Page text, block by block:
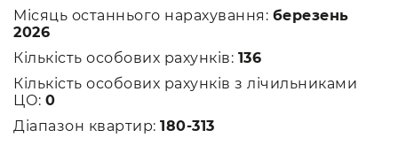
Місяць останнього нарахування: березень
2026
Кількість особових рахунків: 136
Кількість особових рахунків з лічильниками
ЦО: 0
Діапазон квартир: 180-313